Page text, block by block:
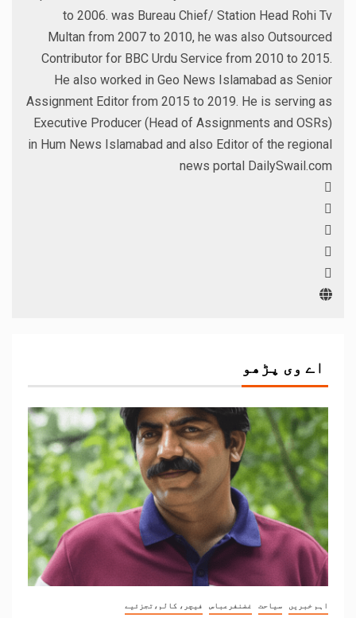
to 2006. was Bureau Chief/ Station Head Rohi Tv
Multan from 2007 to 2010, he was also Outsourced
Contributor for BBC Urdu Service from 2010 to 2015.
He also worked in Geo News Islamabad as Senior
Assignment Editor from 2015 to 2019. He is serving as
Executive Producer (Head of Assignments and OSRs)
in Hum News Islamabad and also Editor of the regional
news portal DailySwail.com
اے وی پڑھو
اہم خبریں سیاحت غضنفرعباس فیچر، کالم،تجزئیے